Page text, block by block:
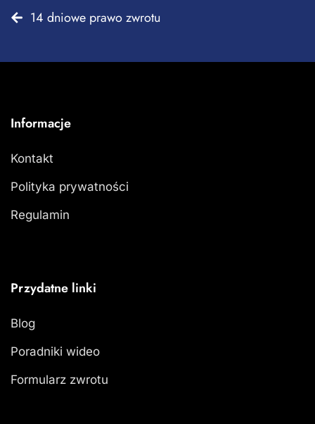
14 dniowe prawo zwrotu
Informacje
Kontakt
Polityka prywatności
Regulamin
Przydatne linki
Blog
Poradniki wideo
Formularz zwrotu